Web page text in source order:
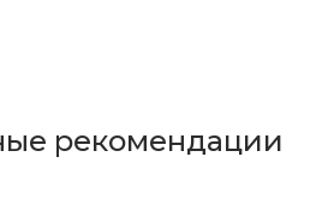
рекомендации